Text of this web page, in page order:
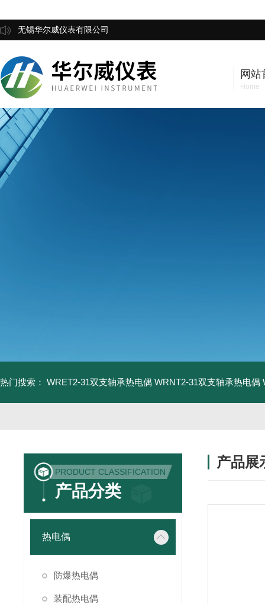
无锡华尔威仪表有限公司
网站
Home
热门搜索： WRET2-31双支轴承热电偶 WRNT2-31双支轴承热电偶
PRODUCT CLASSIFICATION
产品分类
热电偶
防爆热电偶
装配热电偶
产品展